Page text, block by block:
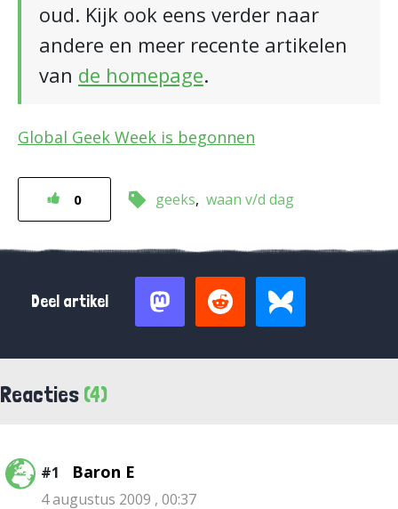
oud. Kijk ook eens verder naar
andere en meer recente artikelen
van de homepage.
Global Geek Week is begonnen
0 geeks waan v/d dag
Deel artikel
Reacties (4)
#1 Baron E
4 augustus 2009 , 00:37